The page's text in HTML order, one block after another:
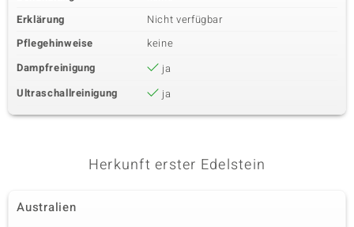
Erklärung
Nicht verfügbar
Pflegehinweise
keine
Dampfreinigung
ja
Ultraschallreinigung
ja
Herkunft erster Edelstein
Australien